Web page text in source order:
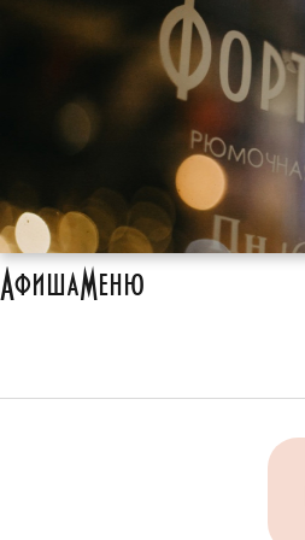
АфишаМеню